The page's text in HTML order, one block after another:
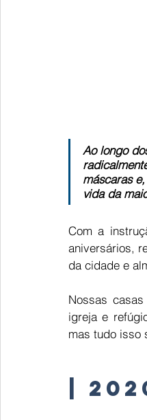
Ao longo
máscaras
vida da
Com a
aniversários,
da cidade e
Nossas
igreja e
mas tudo isso